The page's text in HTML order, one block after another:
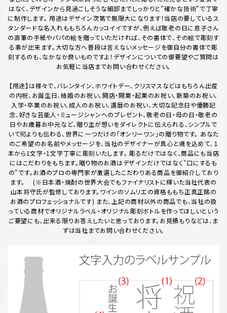
はなく、デザインから見過ごしそうな細部までしっかりと"確かな技術"で丁寧
に制作します。 用途はデザイン次第で無限大になります！当店の要しているス
タンダードな名入れももちろんカッコイイですが、例えば敬老の日に息子さん
の直筆の手紙やパパの絵を贈っていただければ、その書体で、その絵で彫刻す
る事が出来ます。大切な方へ普段は言えないメッセージを御自分の書体で彫
刻するのも、なかなか良いものですよ！デザインについての御要望やご質問は
お気軽に当店までお問い合わせください。
【用途】は様々で、バレンタイン、ホワイトデー、クリスマスなどはもちろん出産
の内祝、お誕生日、結婚のお祝い、開店・開業・起業のお祝い、新築のお祝い、
入学・卒業のお祝い、成人のお祝い、還暦のお祝い、大切な記念日や優勝記
念、好きな芸能人・ミュージシャンへのプレゼント、敬老の日・母の日・敬老の
日やお歳暮お中元など、贈り主が想いをダイレクトに伝えられる、シンプルで
いて何よりも伝わる、世界に一つだけの「オンリーワン」の贈り物です。 あなた
のご希望のお名前やメッセージを、当社のデザイナーが真心と魂を込めて、１
本から1文字・1文字丁寧に彫刻いたします。 彫るだけではなく、商品にも当店
にはこだわりをもちます。贈り物のお酒はデザインだけではなく"口にするも
の"です。お酒のプロの専門家が激選したこだわりある商品を御紹介しており
ます。 (※日本酒・焼酎の世界大会でもファイナリストに輝いた当社代表の
山本将守氏が監修しております。ワインのソムリエの資格ももち正真正銘の
お酒のプロフェッショナルです) また、上記の商材以外の商品でも、当社の扱
っている商材でオリジナルラベル・オリジナル彫刻ボトルを作ってほしいという
ご要望にも、出来る限りお答えしたいと思っております。お見積もりなどは、ま
ずは当社までお問い合わせください。